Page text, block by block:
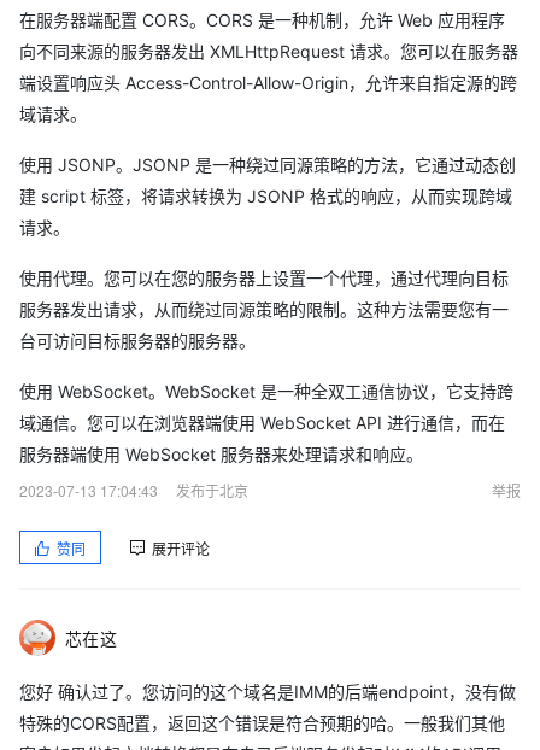
在服务器端配置 CORS。CORS 是一种机制，允许 Web 应用程序
向不同来源的服务器发出 XMLHttpRequest 请求。您可以在服务器
端设置响应头 Access-Control-Allow-Origin，允许来自指定源的跨
域请求。
使用 JSONP。JSONP 是一种绕过同源策略的方法，它通过动态创
建 script 标签，将请求转换为 JSONP 格式的响应，从而实现跨域
请求。
使用代理。您可以在您的服务器上设置一个代理，通过代理向目标
服务器发出请求，从而绕过同源策略的限制。这种方法需要您有一
台可访问目标服务器的服务器。
使用 WebSocket。WebSocket 是一种全双工通信协议，它支持跨
域通信。您可以在浏览器端使用 WebSocket API 进行通信，而在
服务器端使用 WebSocket 服务器来处理请求和响应。
2023-07-13 17:04:43
发布于北京 举报
赞同 展开评论
芯在这
您好 确认过了。您访问的这个域名是IMM的后端endpoint，没有做
特殊的CORS配置，返回这个错误是符合预期的哈。一般我们其他